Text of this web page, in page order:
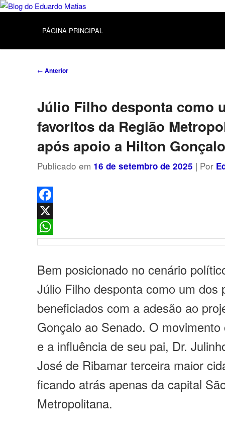
Pular
Blog do Eduardo Matias
Política, curiosidades e cotidiano
PÁGINA PRINCIPAL
Navegação
← Anterior
Júlio Filho desponta como
favoritos da Região
após apoio a Hilton
Publicado em 16 de setembro de 2025 | Por
Facebook
X
WhatsApp
Bem posicionado no cenário
Júlio Filho desponta como um dos
beneficiados com a adesão ao
Gonçalo ao Senado. O
e a influência de seu pai, Dr.
José de Ribamar terceira maior
ficando atrás apenas da capital
Metropolitana.